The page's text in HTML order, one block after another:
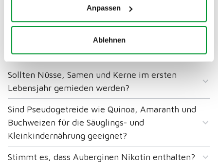
Anpassen
Ablehnen
Mein Sohn ist 3 Jahre alt. Ist Molke gesund?
Rohe tierische Lebensmittel müssen im 1.
Lebensjahr gemieden werden. Welche
Lebensmittel sind damit gemeint?
Sollten Nüsse, Samen und Kerne im ersten
Lebensjahr gemieden werden?
Sind Pseudogetreide wie Quinoa, Amaranth und
Buchweizen für die Säuglings- und
Kleinkindernährung geeignet?
Stimmt es, dass Auberginen Nikotin enthalten?